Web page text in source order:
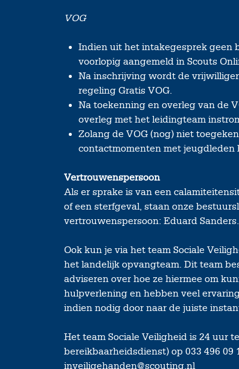
VOG
Indien uit het intakegesprek geen
voorlopig aangemeld in Scouts
Na inschrijving wordt de
regeling Gratis VOG.
Na toekenning en overleg van de
overleg met het leidingteam
Zolang de VOG (nog) niet
contactmomenten met jeugdleden
Vertrouwenspersoon
Als er sprake is van een
of een sterfgeval, staan onze
vertrouwenspersoon: Eduard
Ook kun je via het team Sociale
het landelijk opvangteam. Dit team
adviseren over hoe ze hiermee om
hulpverlening en hebben veel
indien nodig door naar de juiste
Het team Sociale Veiligheid is 24 uur
bereikbaarheidsdienst) op 033 496 09
inveiligehanden@scouting.nl